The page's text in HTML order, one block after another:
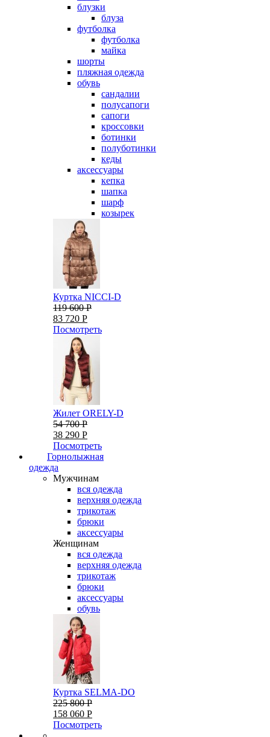
блузки
блуза
футболка
футболка
майка
шорты
пляжная одежда
oбувь
сандалии
полусапоги
сапоги
кроссовки
ботинки
полуботинки
кеды
аксессуары
кепка
шапка
шарф
козырек
Куртка NICCI-D
119 600 Р
83 720 Р
Посмотреть
Жилет ORELY-D
54 700 Р
38 290 Р
Посмотреть
Горнолыжная
одежда
Мужчинам
вся одежда
верхняя одежда
трикотаж
брюки
аксессуары
Женщинам
вся одежда
верхняя одежда
трикотаж
брюки
аксессуары
обувь
Куртка SELMA-DO
225 800 Р
158 060 Р
Посмотреть